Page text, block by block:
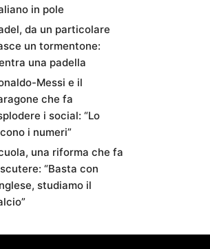
in pole
da un particolare
un tormentone:
una padella
Messi e il
che fa
i social: “Lo
i numeri”
una riforma che fa
“Basta con
studiamo il